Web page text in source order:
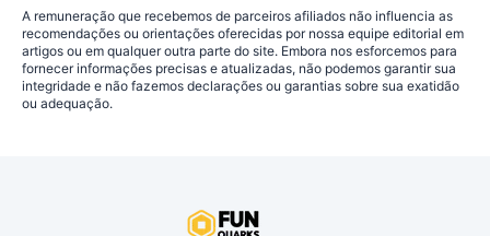
A remuneração que recebemos de parceiros afiliados não influencia as
recomendações ou orientações oferecidas por nossa equipe editorial em
artigos ou em qualquer outra parte do site. Embora nos esforcemos para
fornecer informações precisas e atualizadas, não podemos garantir sua
integridade e não fazemos declarações ou garantias sobre sua exatidão
ou adequação.